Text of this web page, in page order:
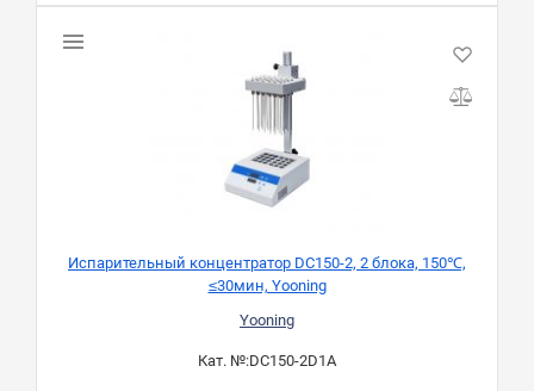
Испарительный концентратор DC150-2, 2 блока, 150℃,
≤30мин, Yooning
Yooning
Кат. №:DC150-2D1A